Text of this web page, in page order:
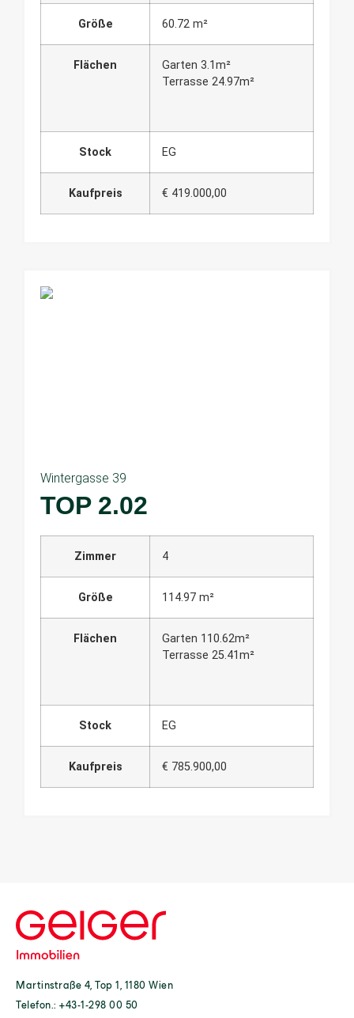
Größe 60.72 m²
Flächen
Garten 3.1m²
Terrasse 24.97m²
Stock EG
Kaufpreis € 419.000,00
Wintergasse 39
TOP 2.02
Zimmer 4
Größe 114.97 m²
Flächen
Garten 110.62m²
Terrasse 25.41m²
Stock EG
Kaufpreis € 785.900,00
Martinstraße 4, Top 1, 1180 Wien
Telefon.: +43-1-298 00 50